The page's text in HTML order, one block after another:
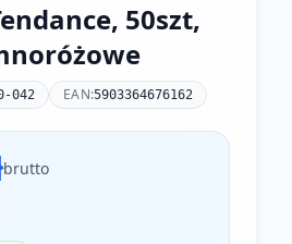
50szt,
042 EAN:5903364676162
brutto